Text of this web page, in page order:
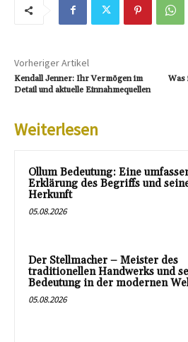
Vorheriger Artikel
Kendall Jenner: Ihr Vermögen im
Detail und aktuelle Einnahmequellen
Was
Weiterlesen
Ollum Bedeutung: Eine
Erklärung des Begriffs und
Herkunft
05.08.2026
Der Stellmacher – Meister des
traditionellen Handwerks und
Bedeutung in der modernen
05.08.2026